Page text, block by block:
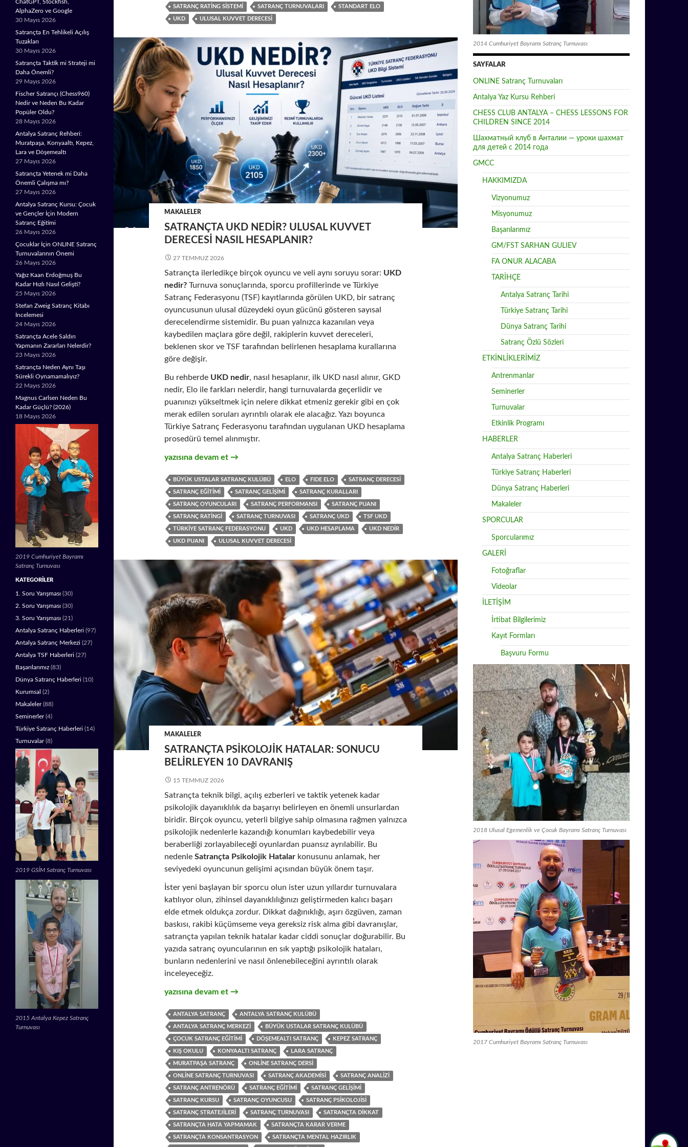
SATRANÇ RATING SISTEMI SATRANÇ TURNUVALARI STANDART ELO
UKD ULUSAL KUVVET DERECESI
MAKALELER
SATRANÇTA UKD NEDIR? ULUSAL KUVVET
DERECESI NASIL HESAPLANIR?
27 TEMMUZ 2026
Satrançta ilerledikçe birçok oyuncu ve veli aynı soruyu sorar: UKD
nedir? Turnuva sonuçlarında, sporcu profillerinde ve Türkiye
Satranç Federasyonu (TSF) kayıtlarında görülen UKD, bir satranç
oyuncusunun ulusal düzeydeki oyun gücünü gösteren sayısal
derecelendirme sistemidir. Bu puan yalnızca kazanılan veya
kaybedilen maçlara göre değil, rakiplerin kuvvet dereceleri,
beklenen skor ve TSF tarafından belirlenen hesaplama kurallarına
göre değişir.
Bu rehberde UKD nedir, nasıl hesaplanır, ilk UKD nasıl alınır, GKD
nedir, Elo ile farkları nelerdir, hangi turnuvalarda geçerlidir ve
puanınızı yükseltmek için nelere dikkat etmeniz gerekir gibi en çok
merak edilen soruları ayrıntılı olarak ele alacağız. Yazı boyunca
Türkiye Satranç Federasyonu tarafından uygulanan UKD hesaplama
prosedürü temel alınmıştır.
Satrançta UKD Nedir? Ulusal Kuvvet Derecesi Nasıl Hesaplanır?
yazısına devam et →
BÜYÜK USTALAR SATRANÇ KULÜBÜ ELO FIDE ELO SATRANÇ DERECESI
SATRANÇ EĞITIMI SATRANÇ GELIŞIMI SATRANÇ KURALLARI
SATRANÇ OYUNCULARI SATRANÇ PERFORMANSI SATRANÇ PUANI
SATRANÇ RATINGI SATRANÇ TURNUVASI SATRANÇ UKD TSF UKD
TÜRKIYE SATRANÇ FEDERASYONU UKD UKD HESAPLAMA UKD NEDIR
UKD PUANI ULUSAL KUVVET DERECESI
MAKALELER
SATRANÇTA PSIKOLOJIK HATALAR: SONUCU
BELIRLEYEN 10 DAVRANIŞ
15 TEMMUZ 2026
Satrançta teknik bilgi, açılış ezberleri ve taktik yetenek kadar
psikolojik dayanıklılık da başarıyı belirleyen en önemli unsurlardan
biridir. Birçok oyuncu, yeterli bilgiye sahip olmasına rağmen yalnızca
psikolojik nedenlerle kazandığı konumları kaybedebilir veya
beraberliği zorlayabileceği oyunlardan puansız ayrılabilir. Bu
nedenle Satrançta Psikolojik Hatalar konusunu anlamak, her
seviyedeki oyuncunun gelişimi açısından büyük önem taşır.
İster yeni başlayan bir sporcu olun ister uzun yıllardır turnuvalara
katılıyor olun, zihinsel dayanıklılığınızı geliştirmeden kalıcı başarı
elde etmek oldukça zordur. Dikkat dağınıklığı, aşırı özgüven, zaman
baskısı, rakibi küçümseme veya gereksiz risk alma gibi davranışlar,
satrançta yapılan teknik hatalar kadar ciddi sonuçlar doğurabilir. Bu
yazıda satranç oyuncularının en sık yaptığı psikolojik hataları,
bunların nedenlerini ve nasıl önlenebileceğini ayrıntılı olarak
inceleyeceğiz.
Satrançta Psikolojik Hatalar: Sonucu Belirleyen 10 Davranış
yazısına devam et →
ANTALYA SATRANÇ ANTALYA SATRANÇ KULÜBÜ
ANTALYA SATRANÇ MERKEZI BÜYÜK USTALAR SATRANÇ KULÜBÜ
ÇOCUK SATRANÇ EĞITIMI DÖŞEMEALTI SATRANÇ KEPEZ SATRANÇ
KIŞ OKULU KONYAALTI SATRANÇ LARA SATRANÇ
MURATPAŞA SATRANÇ ONLINE SATRANÇ DERSI
ONLINE SATRANÇ TURNUVASI SATRANÇ AKADEMISI SATRANÇ ANALIZI
SATRANÇ ANTRENÖRÜ SATRANÇ EĞITIMI SATRANÇ GELIŞIMI
SATRANÇ KURSU SATRANÇ OYUNCUSU SATRANÇ PSIKOLOJISI
SATRANÇ STRATEJILERI SATRANÇ TURNUVASI SATRANÇTA DIKKAT
SATRANÇTA HATA YAPMAMAK SATRANÇTA KARAR VERME
SATRANÇTA KONSANTRASYON SATRANÇTA MENTAL HAZIRLIK
2014 Cumhuriyet Bayramı Satranç Turnuvası
SAYFALAR
ONLINE Satranç Turnuvaları
Antalya Yaz Kursu Rehberi
CHESS CLUB ANTALYA – CHESS LESSONS FOR
CHILDREN SINCE 2014
Шахматный клуб в Анталии — уроки шахмат
для детей с 2014 года
GMCC
HAKKIMIZDA
Vizyonumuz
Misyonumuz
Başarılarımız
GM/FST SARHAN GULIEV
FA ONUR ALACABA
TARİHÇE
Antalya Satranç Tarihi
Türkiye Satranç Tarihi
Dünya Satranç Tarihi
Satranç Özlü Sözleri
ETKİNLİKLERİMİZ
Antrenmanlar
Seminerler
Turnuvalar
Etkinlik Programı
HABERLER
Antalya Satranç Haberleri
Türkiye Satranç Haberleri
Dünya Satranç Haberleri
Makaleler
SPORCULAR
Sporcularımız
GALERİ
Fotoğraflar
Videolar
İLETİŞİM
İrtibat Bilgilerimiz
Kayıt Formları
Başvuru Formu
2018 Ulusal Egemenlik ve Çocuk Bayramı Satranç Turnuvası
2017 Cumhuriyet Bayramı Satranç Turnuvası
ChatGPT, Stockfish,
AlphaZero ve Google
30 Mayıs 2026
Satrançta En Tehlikeli Açılış
Tuzakları
30 Mayıs 2026
Satrançta Taktik mi Strateji mi
Daha Önemli?
29 Mayıs 2026
Fischer Satrançı (Chess960)
Nedir ve Neden Bu Kadar
Popüler Oldu?
28 Mayıs 2026
Antalya Satranç Rehberi:
Muratpaşa, Konyaaltı, Kepez,
Lara ve Döşemealtı
27 Mayıs 2026
Satrançta Yetenek mi Daha
Önemli Çalışma mı?
27 Mayıs 2026
Antalya Satranç Kursu: Çocuk
ve Gençler İçin Modern
Satranç Eğitimi
26 Mayıs 2026
Çocuklar İçin ONLINE Satranç
Turnuvalarının Önemi
26 Mayıs 2026
Yağız Kaan Erdoğmuş Bu
Kadar Hızlı Nasıl Gelişti?
25 Mayıs 2026
Stefan Zweig Satranç Kitabı
İncelemesi
24 Mayıs 2026
Satrançta Acele Saldırı
Yapmanın Zararları Nelerdir?
23 Mayıs 2026
Satrançta Neden Aynı Taşı
Sürekli Oynamamalıyız?
22 Mayıs 2026
Magnus Carlsen Neden Bu
Kadar Güçlü? (2026)
18 Mayıs 2026
2019 Cumhuriyet Bayramı
Satranç Turnuvası
KATEGORILER
1. Soru Yarışması (30)
2. Soru Yarışması (30)
3. Soru Yarışması (21)
Antalya Satranç Haberleri (97)
Antalya Satranç Merkezi (27)
Antalya TSF Haberleri (27)
Başarılarımız (83)
Dünya Satranç Haberleri (10)
Kurumsal (2)
Makaleler(88)
Seminerler(4)
Türkiye Satranç Haberleri (14)
Turnuvalar(8)
2019 GSİM Satranç Turnuvası
2015 Antalya Kepez Satranç
Turnuvası